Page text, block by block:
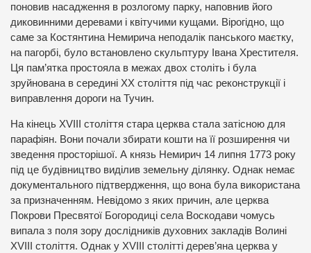
поновив насадження в розлогому парку, наповнив його
диковинними деревами і квітучими кущами. Вірогідно, що
саме за Костянтина Немирича неподалік панського маєтку,
на пагорбі, було встановлено скульптуру Івана Хрестителя.
Ця пам’ятка простояла в межах двох століть і була
зруйнована в середині XX століття під час реконструкції і
виправлення дороги на Тучин.
На кінець XVIII століття стара церква стала затісною для
парафіян. Вони почали збирати кошти на її розширення чи
зведення просторішої. А князь Немирич 14 липня 1773 року
під це будівництво виділив земельну ділянку. Однак немає
документального підтвердження, що вона була використана
за призначенням. Невідомо з яких причин, але церква
Покрови Пресвятої Богородиці села Воскодави чомусь
випала з поля зору дослідників духовних закладів Волині
XVIII століття. Однак у XVIII столітті дерев’яна церква у